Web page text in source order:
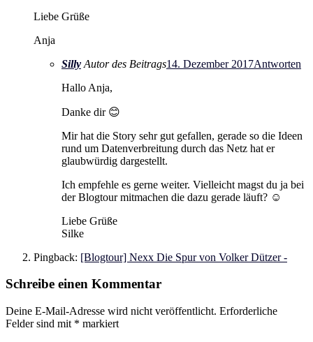
Liebe Grüße
Anja
Silly Autor des Beitrags14. Dezember 2017Antworten
Hallo Anja,
Danke dir 😊
Mir hat die Story sehr gut gefallen, gerade so die Ideen
rund um Datenverbreitung durch das Netz hat er
glaubwürdig dargestellt.
Ich empfehle es gerne weiter. Vielleicht magst du ja bei
der Blogtour mitmachen die dazu gerade läuft? ☺
Liebe Grüße
Silke
Pingback: [Blogtour] Nexx Die Spur von Volker Dützer -
Schreibe einen Kommentar
Deine E-Mail-Adresse wird nicht veröffentlicht. Erforderliche
Felder sind mit * markiert